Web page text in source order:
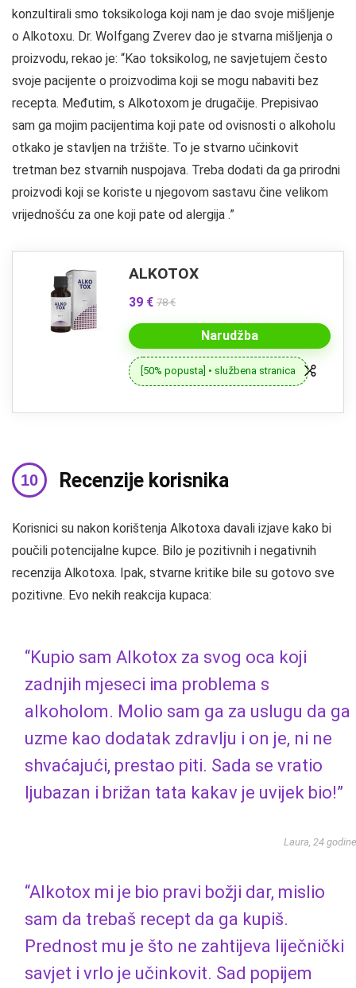
konzultirali smo toksikologa koji nam je dao svoje mišljenje
o Alkotoxu. Dr. Wolfgang Zverev dao je stvarna mišljenja o
proizvodu, rekao je: “Kao toksikolog, ne savjetujem često
svoje pacijente o proizvodima koji se mogu nabaviti bez
recepta. Međutim, s Alkotoxom je drugačije. Prepisivao
sam ga mojim pacijentima koji pate od ovisnosti o alkoholu
otkako je stavljen na tržište. To je stvarno učinkovit
tretman bez stvarnih nuspojava. Treba dodati da ga prirodni
proizvodi koji se koriste u njegovom sastavu čine velikom
vrijednošću za one koji pate od alergija .”
ALKOTOX
39 € 78 €
Narudžba
[50% popusta] • službena stranica
Recenzije korisnika
Korisnici su nakon korištenja Alkotoxa davali izjave kako bi
poučili potencijalne kupce. Bilo je pozitivnih i negativnih
recenzija Alkotoxa. Ipak, stvarne kritike bile su gotovo sve
pozitivne. Evo nekih reakcija kupaca:
“Kupio sam Alkotox za svog oca koji
zadnjih mjeseci ima problema s
alkoholom. Molio sam ga za uslugu da ga
uzme kao dodatak zdravlju i on je, ni ne
shvaćajući, prestao piti. Sada se vratio
ljubazan i brižan tata kakav je uvijek bio!”
Laura, 24 godine
“Alkotox mi je bio pravi božji dar, mislio
sam da trebaš recept da ga kupiš.
Prednost mu je što ne zahtijeva liječnički
savjet i vrlo je učinkovit. Sad popijem